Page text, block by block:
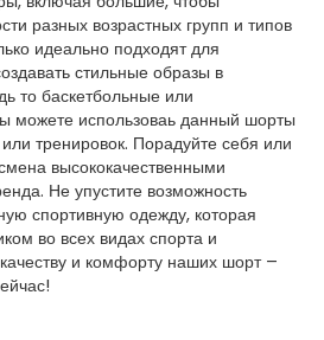
разных возрастных групп и типов
идеально подходят для
стильные образы в
то баскетбольные или
можете использоваь данный шорты
тренировок. Порадуйте себя или
высококачественными
Не упустите возможность
спортивную одежду, которая
во всех видах спорта и
и комфорту наших шорт –